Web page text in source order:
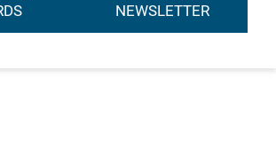
NEWSLETTER